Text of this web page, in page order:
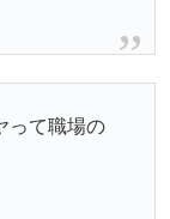
って職場の